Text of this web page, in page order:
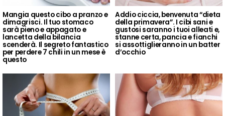
Mangia questo cibo a pranzo e
dimagrisci. Il tuo stomaco
sarà pieno e appagato e
lancetta della bilancia
scenderà. Il segreto fantastico
per perdere 7 chili in un mese è
questo
Addio ciccia, benvenuta “dieta
della primavera”. I cibi sani e
gustosi saranno i tuoi alleati e,
stanne certa, pancia e fianchi
si assottiglieranno in un batter
d’occhio